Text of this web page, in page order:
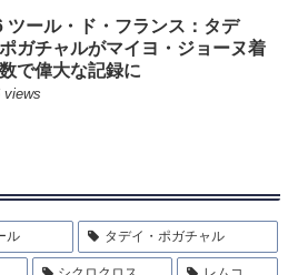
ツール・ド・フランス：タデ
ガチャルがマイヨ・ジョーヌ着
で偉大な記録に
views
ル タデイ・ポガチャル